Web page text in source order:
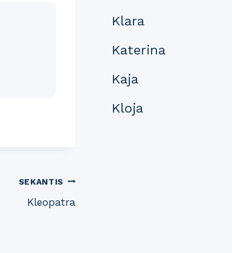
SEKANTIS
Kleopatra
Klara
Katerina
Kaja
Kloja